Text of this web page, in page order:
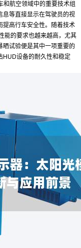
航空领域中的重要技术组
息等直接显示在驾驶员的视
提高行车安全性。随着技术
能的要求也越来越高，尤其
晒试验便是其中一项重要的
HUD设备的耐久性和稳定